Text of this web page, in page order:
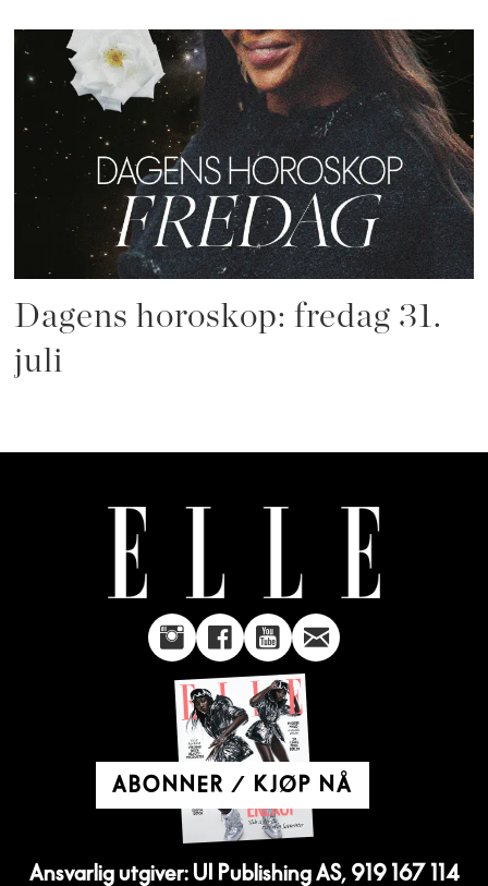
Dagens horoskop: fredag 31.
juli
ABONNER / KJØP NÅ
Ansvarlig utgiver: UI Publishing AS, 919 167 114